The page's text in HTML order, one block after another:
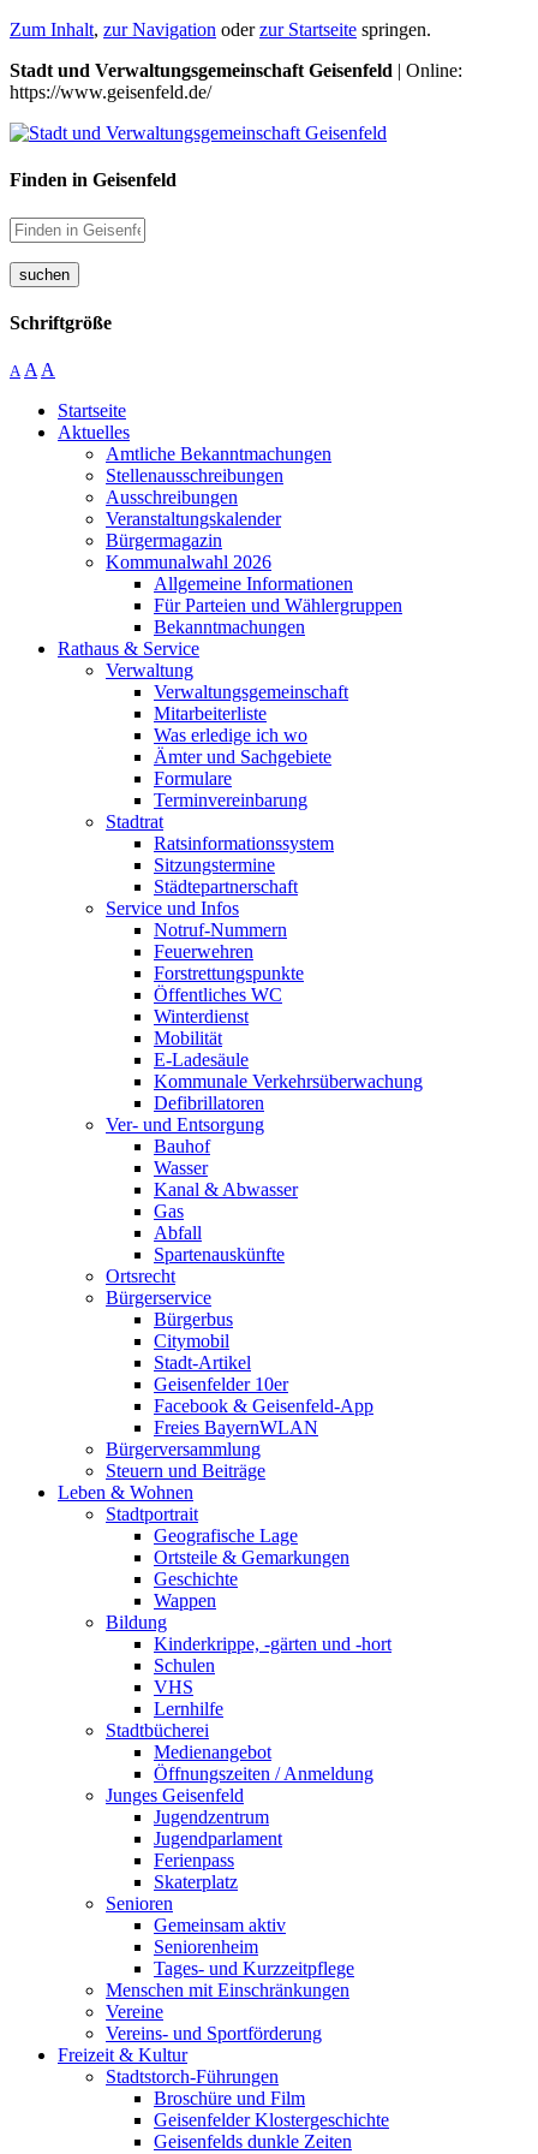
Zum Inhalt, zur Navigation oderzur Startseite springen.
Stadt und Verwaltungsgemeinschaft Geisenfeld | Online:
https://www.geisenfeld.de/
Finden in Geisenfeld
suchen
Schriftgröße
A A A
Startseite
Aktuelles
Amtliche Bekanntmachungen
Stellenausschreibungen
Ausschreibungen
Veranstaltungskalender
Bürgermagazin
Kommunalwahl 2026
Allgemeine Informationen
Für Parteien und Wählergruppen
Bekanntmachungen
Rathaus & Service
Verwaltung
Verwaltungsgemeinschaft
Mitarbeiterliste
Was erledige ich wo
Ämter und Sachgebiete
Formulare
Terminvereinbarung
Stadtrat
Ratsinformationssystem
Sitzungstermine
Städtepartnerschaft
Service und Infos
Notruf-Nummern
Feuerwehren
Forstrettungspunkte
Öffentliches WC
Winterdienst
Mobilität
E-Ladesäule
Kommunale Verkehrsüberwachung
Defibrillatoren
Ver- und Entsorgung
Bauhof
Wasser
Kanal & Abwasser
Gas
Abfall
Spartenauskünfte
Ortsrecht
Bürgerservice
Bürgerbus
Citymobil
Stadt-Artikel
Geisenfelder 10er
Facebook & Geisenfeld-App
Freies BayernWLAN
Bürgerversammlung
Steuern und Beiträge
Leben & Wohnen
Stadtportrait
Geografische Lage
Ortsteile & Gemarkungen
Geschichte
Wappen
Bildung
Kinderkrippe, -gärten und -hort
Schulen
VHS
Lernhilfe
Stadtbücherei
Medienangebot
Öffnungszeiten / Anmeldung
Junges Geisenfeld
Jugendzentrum
Jugendparlament
Ferienpass
Skaterplatz
Senioren
Gemeinsam aktiv
Seniorenheim
Tages- und Kurzzeitpflege
Menschen mit Einschränkungen
Vereine
Vereins- und Sportförderung
Freizeit & Kultur
Stadtstorch-Führungen
Broschüre und Film
Geisenfelder Klostergeschichte
Geisenfelds dunkle Zeiten